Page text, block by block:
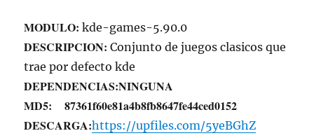
MODULO: kde-games-5.90.0
DESCRIPCION: Conjunto de juegos clasicos que
trae por defecto kde
DEPENDENCIAS:NINGUNA
MD5: 87361f60e81a4b8fb8647fe44ced0152
DESCARGA:https://upfiles.com/5yeBGhZ